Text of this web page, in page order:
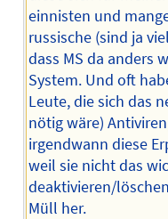
einnisten und
russische (sind ja
dass MS da anders
System. Und oft
Leute, die sich das
nötig wäre)
irgendwann diese
weil sie nicht das
deaktivieren/
Müll her.